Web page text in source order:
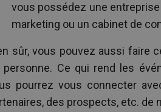
vous possédez une
marketing ou un cabinet de
sûr, vous pouvez aussi faire
personne. Ce qui rend les
pourrez vous connecter
des prospects, etc. de